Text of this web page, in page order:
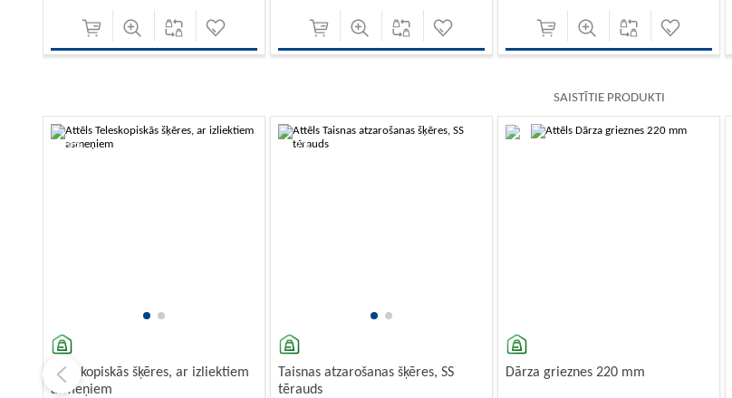
SAISTĪTIE PRODUKTI
-10%
Teleskopiskās šķēres, ar izliektiem
asmeņiem
-10%
Taisnas atzarošanas šķēres, SS
tērauds
Dārza grieznes 220 mm